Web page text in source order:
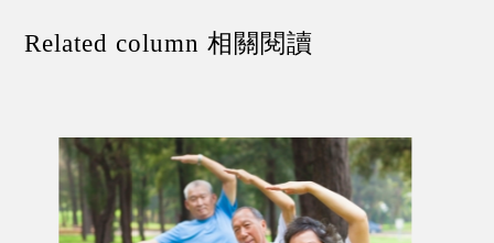
Related column 相關閱讀